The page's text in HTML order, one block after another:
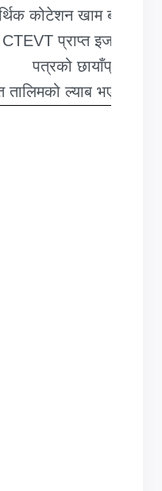
कोटेशन खाम बन्दि,
CTEVT प्राप्त इजाजत
पत्रको छायाँप्रति,
तालिमको ल्याब भएको